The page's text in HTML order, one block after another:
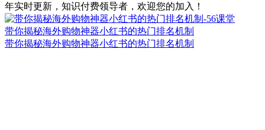
年实时更新，知识付费领导者，欢迎您的加入！
带你揭秘海外购物神器小红书的热门排名机制
带你揭秘海外购物神器小红书的热门排名机制